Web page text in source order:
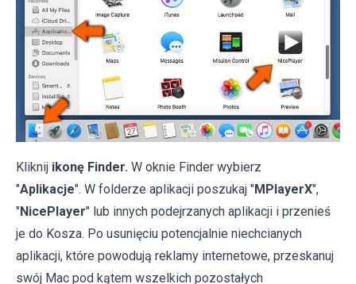
Kliknij ikonę Finder. W oknie Finder wybierz
"Aplikacje". W folderze aplikacji poszukaj "MPlayerX",
"NicePlayer" lub innych podejrzanych aplikacji i przenieś
je do Kosza. Po usunięciu potencjalnie niechcianych
aplikacji, które powodują reklamy internetowe, przeskanuj
swój Mac pod kątem wszelkich pozostałych